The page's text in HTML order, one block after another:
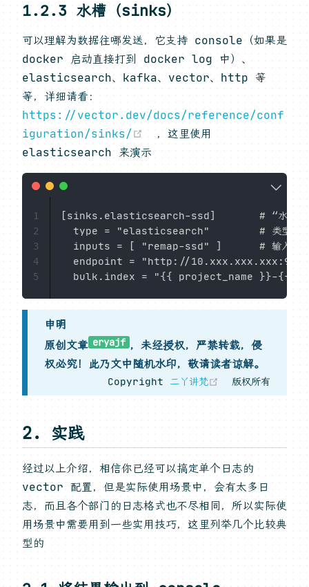
1.2.3 水槽（sinks）
可以理解为数据往哪发送，它支持 console（如果是
docker 启动直接打到 docker log 中）、
elasticsearch、kafka、vector、http 等
等，详细请看：
https://vector.dev/docs/reference/conf
iguration/sinks/
(opens new window)
，这里使用
elasticsearch 来演示
[sinks.elasticsearch-ssd]       # “水槽”
  type = "elasticsearch"        # 类型
inputs = [ "remap-ssd" ]      # 输入，这
endpoint = "http://10.xxx.xxx.xxx:9200"
1
2
3
4
5
申明
原创文章 eryajf ，未经授权，严禁转载，侵
权必究！此乃文中随机水印，敬请读者谅解。
Copyright 二丫讲梵 (opens new
版权所有
2. 实践
经过以上介绍，相信你已经可以搞定单个日志的
vector 配置，但是实际使用场景中，会有太多日
志，而且各个部门的日志格式也不尽相同，所以实际使
用场景中需要用到一些实用技巧，这里列举几个比较典
型的